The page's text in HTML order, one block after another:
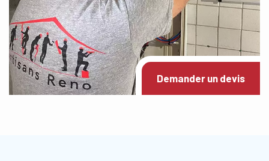
Demander un devis